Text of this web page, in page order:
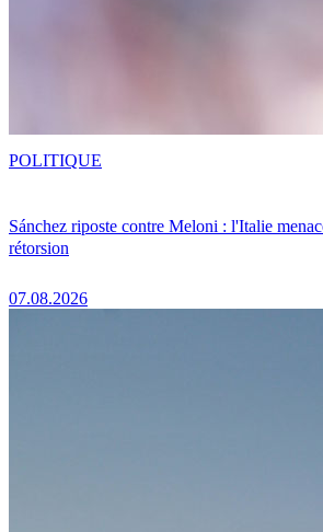
Sánchez riposte contre Meloni : l'Italie
rétorsion
07.08.2026
POLITIQUE